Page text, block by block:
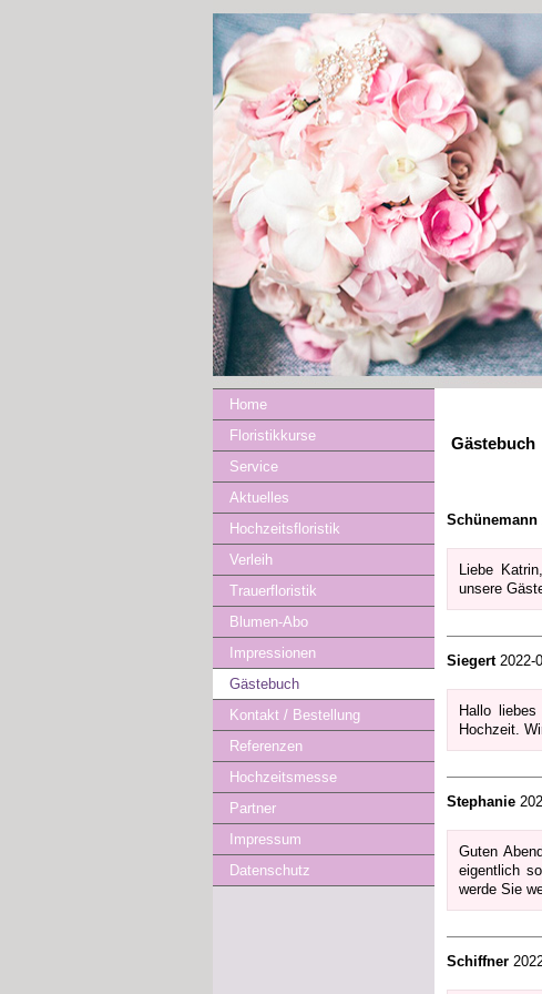
Home
Floristikkurse
Service
Aktuelles
Hochzeitsfloristik
Verleih
Trauerfloristik
Blumen-Abo
Impressionen
Gästebuch
Kontakt / Bestellung
Referenzen
Hochzeitsmesse
Partner
Impressum
Datenschutz
Gästebuch
Schünemann
Liebe
unsere
Siegert2022-
Hallo
Hochzeit.
Stephanie
Guten
eigentlich
werde Sie
Schiffner